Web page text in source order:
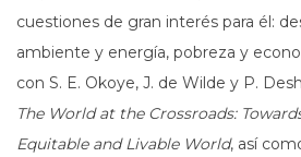
cuestiones de gran interés para él:
ambiente y energía, pobreza y
con S. E. Okoye, J. de Wilde y P.
The World at the Crossroads:
Equitable and Livable World, así